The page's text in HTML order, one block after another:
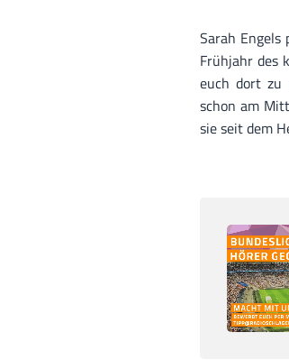
Sarah
Frühjahr des
euch dort zu
schon am
sie seit dem